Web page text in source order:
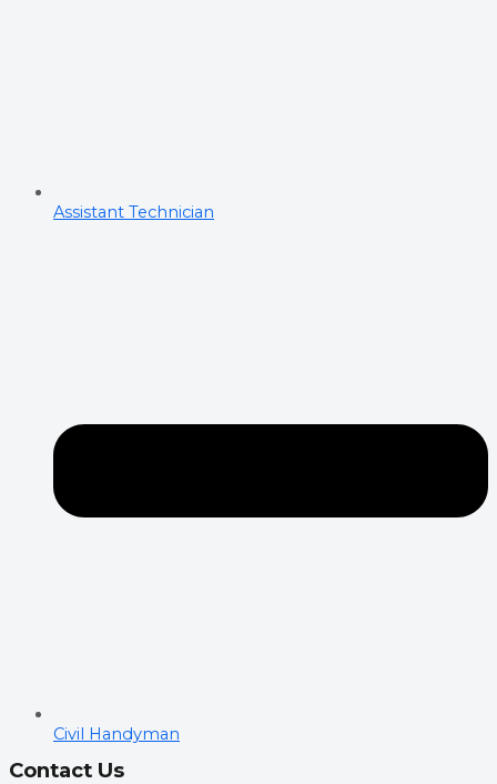
Assistant Technician
Civil Handyman
Contact Us